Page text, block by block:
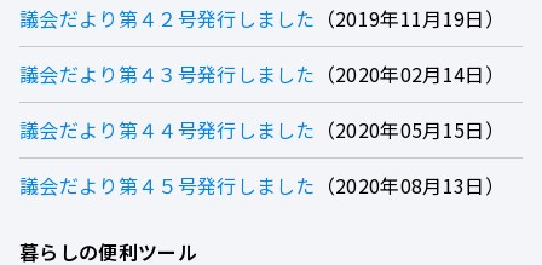
議会だより第４２号発行しました
2019年11月19日
議会だより第４３号発行しました
2020年02月14日
議会だより第４４号発行しました
2020年05月15日
議会だより第４５号発行しました
2020年08月13日
暮らしの便利ツール